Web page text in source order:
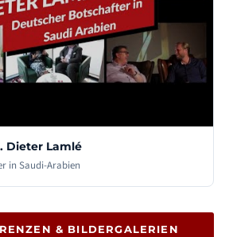
Dieter Lamlé
in Saudi-Arabien
& BILDERGALERIEN